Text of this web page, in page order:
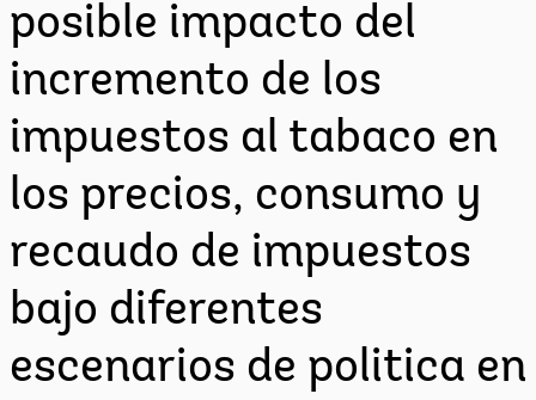
posible impacto del
incremento de los
impuestos al tabaco en
los precios, consumo y
recaudo de impuestos
bajo diferentes
escenarios de politica en